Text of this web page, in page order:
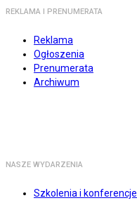
REKLAMA I PRENUMERATA
Reklama
Ogłoszenia
Prenumerata
Archiwum
NASZE WYDARZENIA
Szkolenia i konferencje